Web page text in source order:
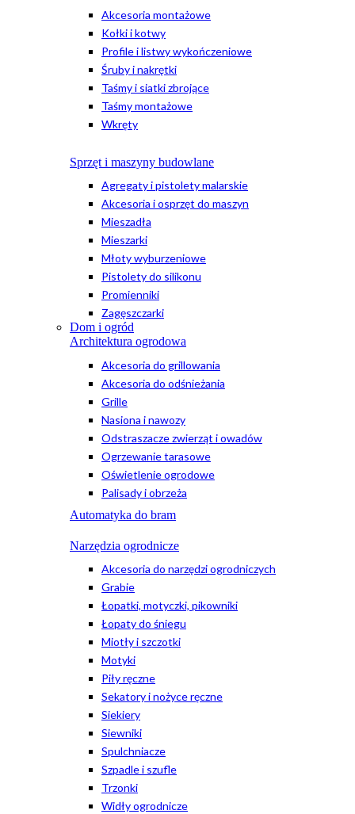
Akcesoria montażowe
Kołki i kotwy
Profile i listwy wykończeniowe
Śruby i nakrętki
Taśmy i siatki zbrojące
Taśmy montażowe
Wkręty
Sprzęt i maszyny budowlane
Agregaty i pistolety malarskie
Akcesoria i osprzęt do maszyn
Mieszadła
Mieszarki
Młoty wyburzeniowe
Pistolety do silikonu
Promienniki
Zagęszczarki
Dom i ogród
Architektura ogrodowa
Akcesoria do grillowania
Akcesoria do odśnieżania
Grille
Nasiona i nawozy
Odstraszacze zwierząt i owadów
Ogrzewanie tarasowe
Oświetlenie ogrodowe
Palisady i obrzeża
Automatyka do bram
Narzędzia ogrodnicze
Akcesoria do narzędzi ogrodniczych
Grabie
Łopatki, motyczki, pikowniki
Łopaty do śniegu
Miotły i szczotki
Motyki
Piły ręczne
Sekatory i nożyce ręczne
Siekiery
Siewniki
Spulchniacze
Szpadle i szufle
Trzonki
Widły ogrodnicze